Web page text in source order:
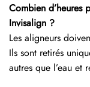
Combien d’heures
Invisalign ?
Les aligneurs
Ils sont retirés
autres que l’eau et